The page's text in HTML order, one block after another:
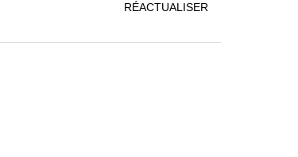
RÉACTUALISER